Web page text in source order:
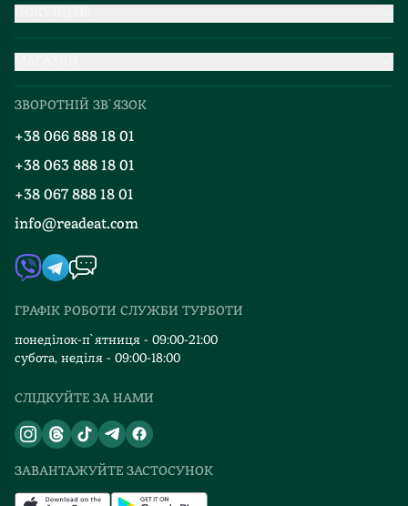
Про нас
Добірки
Блог
Події
Книгарні
Контакти
Автори
Видавництва
Відгуки та оцінка RDT
Партнерство
ЗВОРОТНІЙ ЗВ`ЯЗОК
+38 066 888 18 01
+38 063 888 18 01
+38 067 888 18 01
info@readeat.com
ГРАФІК РОБОТИ СЛУЖБИ ТУРБОТИ
понеділок-п`ятниця - 09:00-21:00
субота, неділя - 09:00-18:00
СЛІДКУЙТЕ ЗА НАМИ
ЗАВАНТАЖУЙТЕ ЗАСТОСУНОК